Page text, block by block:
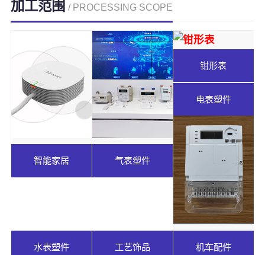
加工范围 / PROCESSING SCOPE
智能家居 气表塑件
钳形表
电表塑件
水表塑件 工艺饰品 机车配件